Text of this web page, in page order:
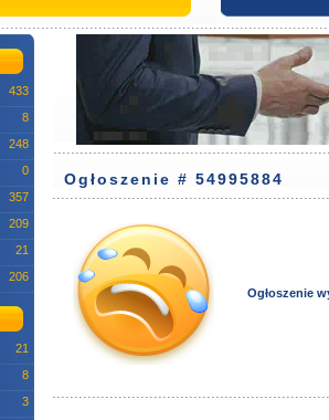
433
8
248
0
357
209
21
206
21
8
3
Ogłoszenie # 54995884
Ogłoszenie